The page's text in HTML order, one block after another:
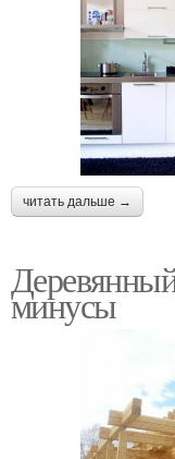
читать дальше →
минусы